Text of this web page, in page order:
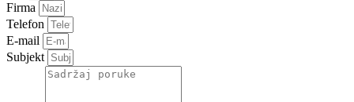
Firma
Telefon
E-mail
Subjekt